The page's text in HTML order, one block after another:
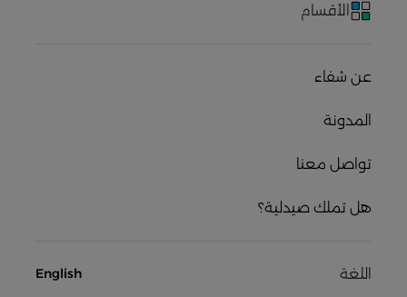
الأقسام
عن شفاء
المدونة
تواصل معنا
هل تملك صيدلية؟
اللغة English